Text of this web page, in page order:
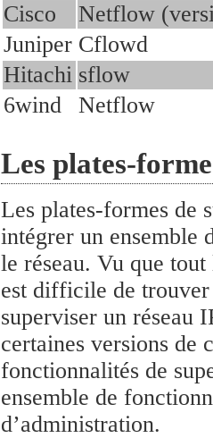
Cisco
Netflow
Juniper Cflowd
Hitachi sflow
6wind
Netflow
Les plates-
Les plates-formes de
intégrer un ensemble
le réseau. Vu que
est difficile de
superviser un réseau
certaines versions de
fonctionnalités de
ensemble de
d’administration.